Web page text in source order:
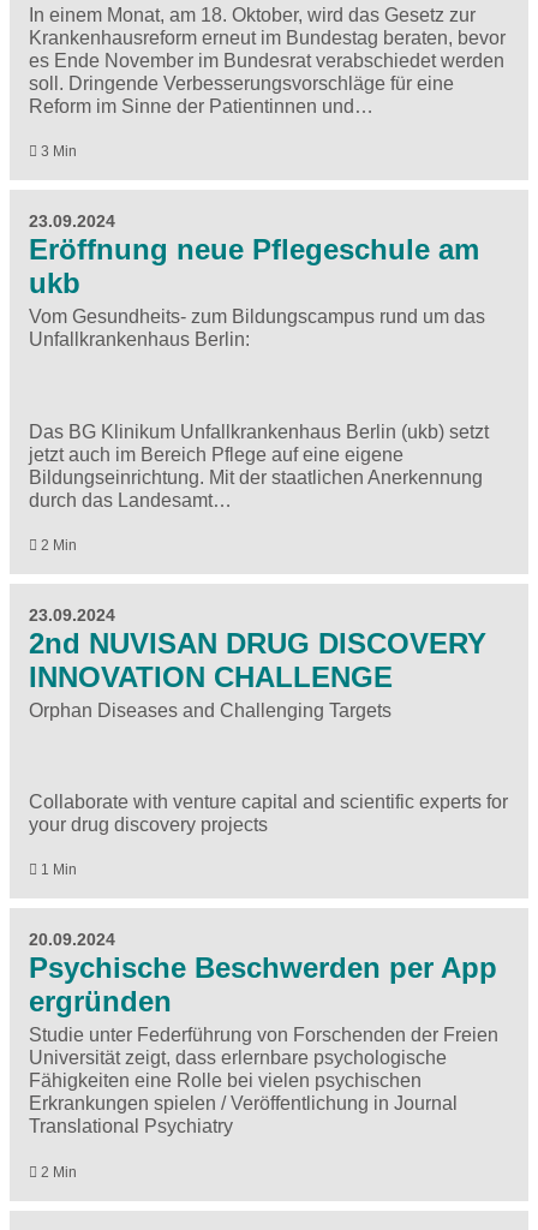
In einem Monat, am 18. Oktober, wird das Gesetz zur
Krankenhausreform erneut im Bundestag beraten, bevor
es Ende November im Bundesrat verabschiedet werden
soll. Dringende Verbesserungsvorschläge für eine
Reform im Sinne der Patientinnen und…
3 Min
23.09.2024
Eröffnung neue Pflegeschule am
ukb
Vom Gesundheits- zum Bildungscampus rund um das
Unfallkrankenhaus Berlin:
Das BG Klinikum Unfallkrankenhaus Berlin (ukb) setzt
jetzt auch im Bereich Pflege auf eine eigene
Bildungseinrichtung. Mit der staatlichen Anerkennung
durch das Landesamt…
2 Min
23.09.2024
2nd NUVISAN DRUG DISCOVERY
INNOVATION CHALLENGE
Orphan Diseases and Challenging Targets
Collaborate with venture capital and scientific experts for
your drug discovery projects
1 Min
20.09.2024
Psychische Beschwerden per App
ergründen
Studie unter Federführung von Forschenden der Freien
Universität zeigt, dass erlernbare psychologische
Fähigkeiten eine Rolle bei vielen psychischen
Erkrankungen spielen / Veröffentlichung in Journal
Translational Psychiatry
2 Min